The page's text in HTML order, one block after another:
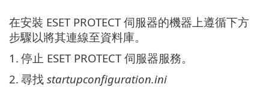
在安裝 ESET PROTECT 伺服器的機器上遵循下方
步驟以將其連線至資料庫。
1. 停止 ESET PROTECT 伺服器服務。
2. 尋找 startupconfiguration.ini